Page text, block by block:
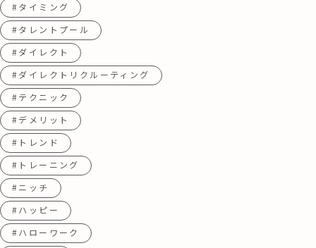
#タイミング
#タレントプール
#ダイレクト
#ダイレクトリクルーティング
#テクニック
#デメリット
#トレンド
#トレーニング
#ニッチ
#ハッピー
#ハローワーク